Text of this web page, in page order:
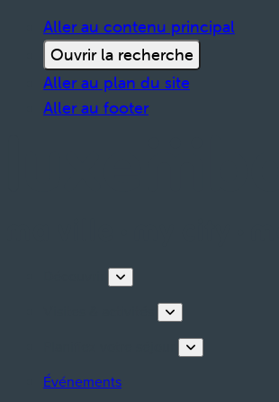
Aller au contenu principal
Ouvrir la recherche
Aller au plan du site
Aller au footer
Événements